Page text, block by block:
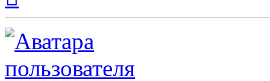
началу